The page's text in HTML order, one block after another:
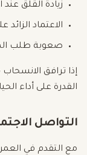
زيادة القلق
الاعتماد
صعوبة طلب
إذا ترافق
القدرة على أداء
التواصل
مع التقدم في